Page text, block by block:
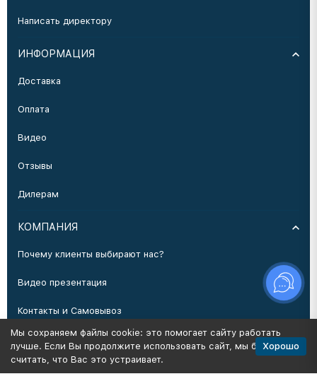
Написать директору
ИНФОРМАЦИЯ
Доставка
Оплата
Видео
Отзывы
Дилерам
КОМПАНИЯ
Почему клиенты выбирают нас?
Видео презентация
Контакты и Самовывоз
Производство
Мы сохраняем файлы cookie: это помогает сайту работать
лучше. Если Вы продолжите использовать сайт, мы будем
считать, что Вас это устраивает.
Хорошо